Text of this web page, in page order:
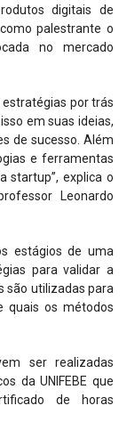
digitais de
palestrante o
no mercado
estratégias por trás
em suas ideias,
de sucesso. Além
e ferramentas
startup”, explica o
Leonardo
estágios de uma
para validar a
são utilizadas para
quais os métodos
ser realizadas
da UNIFEBE que
de horas